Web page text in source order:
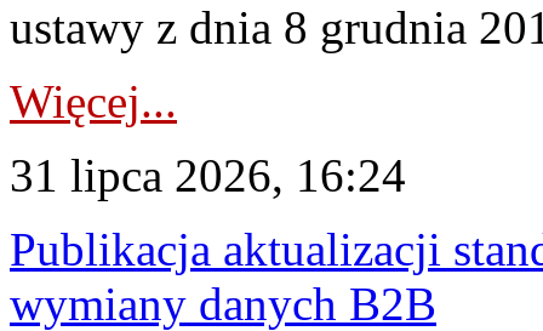
ustawy z dnia 8 grudnia
Więcej...
31 lipca 2026, 16:24
Publikacja aktualizacji
wymiany danych B2B